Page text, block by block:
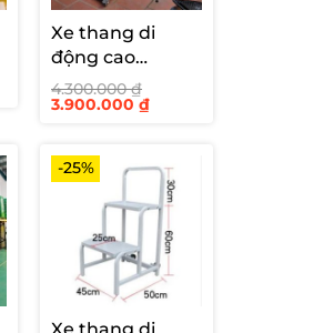
Xe thang di
động cao
1000mm -Xe
thang di động
4.300.000₫
Giá
3.900.000₫Giá
3.900.000 ₫.
-25%